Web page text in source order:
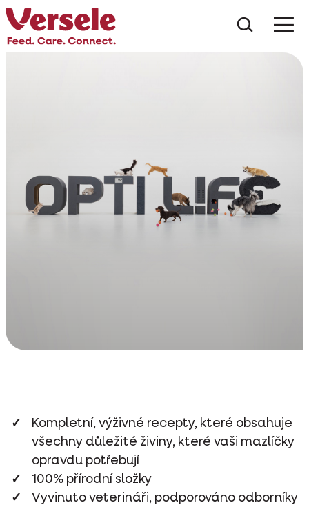
Kompletní, výživné recepty, které obsahuje
všechny důležité živiny, které vaši mazlíčky
opravdu potřebují
100% přírodní složky
Vyvinuto veterináři, podporováno odborníky